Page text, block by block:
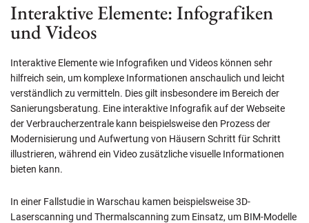
Interaktive Elemente: Infografiken
und Videos
Interaktive Elemente wie Infografiken und Videos können sehr
hilfreich sein, um komplexe Informationen anschaulich und leicht
verständlich zu vermitteln. Dies gilt insbesondere im Bereich der
Sanierungsberatung. Eine interaktive Infografik auf der Webseite
der Verbraucherzentrale kann beispielsweise den Prozess der
Modernisierung und Aufwertung von Häusern Schritt für Schritt
illustrieren, während ein Video zusätzliche visuelle Informationen
bieten kann.
In einer Fallstudie in Warschau kamen beispielsweise 3D-
Laserscanning und Thermalscanning zum Einsatz, um BIM-Modelle